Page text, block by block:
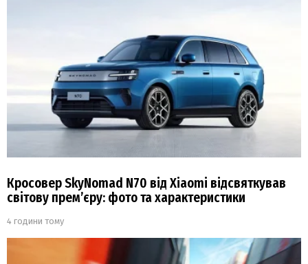
Кросовер SkyNomad N70 від Xiaomi відсвяткував
світову прем’єру: фото та характеристики
4 години тому